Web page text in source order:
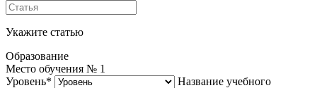
Укажите статью
Образование
Место обучения № 1
Уровень*
Название учебного